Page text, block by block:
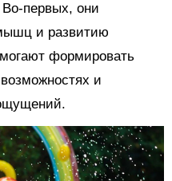
Во-первых, они
и развитию
формировать
и